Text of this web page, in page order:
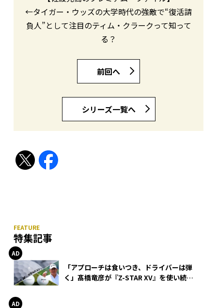
←タイガー・ウッズの大学時代の強敵で“復活請
負人”として注目のティム・クラークって知って
る？
前回へ
シリーズ一覧へ
特集記事
「アプローチは食いつき、ドライバーは弾
く」髙橋竜彦が『Z-STAR XV』を使い続け